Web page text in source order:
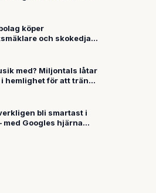
OpenAI
köper
och skokedja
– detaljhandeln söker
med? Miljontals låtar
hemlighet för att träna
du söka själv
bli smartast i
med Googles hjärna